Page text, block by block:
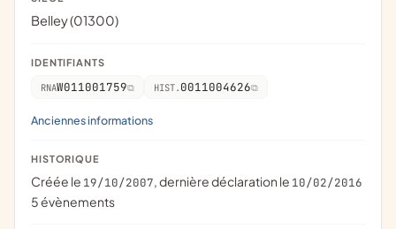
Belley (01300)
IDENTIFIANTS
RNAW011001759 HIST. 0011004626
Anciennes informations
HISTORIQUE
Créée le 19/10/2007, dernière déclaration le 10/02/2016
5 évènements